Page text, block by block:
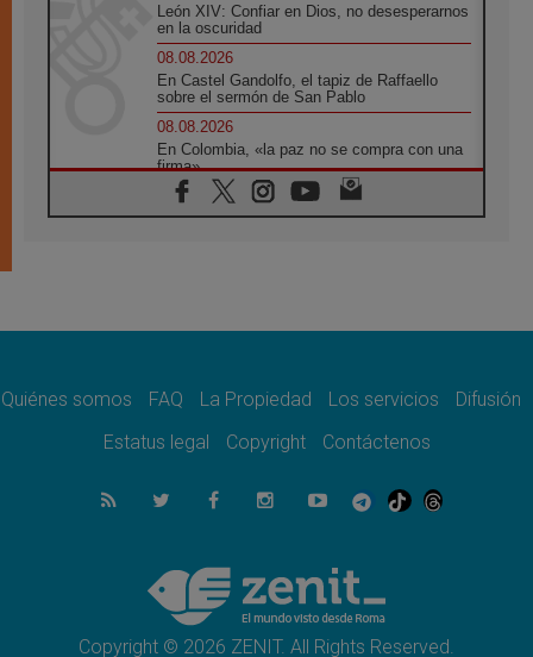
León XIV: Confiar en Dios, no desesperarnos
en la oscuridad
08.08.2026
En Castel Gandolfo, el tapiz de Raffaello
sobre el sermón de San Pablo
08.08.2026
En Colombia, «la paz no se compra con una
firma»
08.08.2026
En Venezuela celebraron los 416 años del
08.08.2026
07.08.2026
se convierte en diócesis
Honduras: Los desplazados invisibles de una
crisis olvidada
Bokalic: "En Argentina el Papa León señalará
el compromiso del cristiano"
Quiénes somos FAQ La Propiedad Los servicios
Difusión
Estatus legal
Copyright Contáctenos
Copyright © 2026 ZENIT. All Rights Reserved.